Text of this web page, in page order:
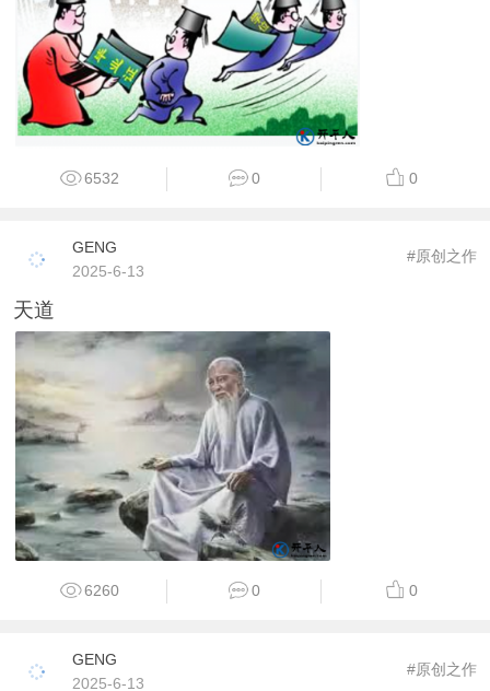
6532 0 0
GENG
2025-6-13
#原创之作
天道
6260 0 0
GENG
2025-6-13
#原创之作